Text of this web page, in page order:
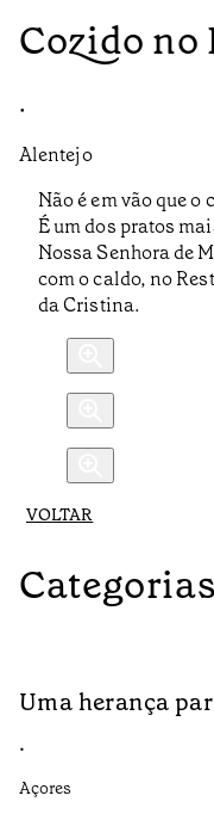
Cozido no
•
Alentejo
Não é em vão que o
É um dos pratos
Nossa Senhora de
com o caldo, no
da Cristina.
VOLTAR
Uma herança
•
Açores